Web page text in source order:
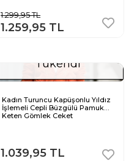
1.299,95 TL
1.259,95 TL
Tükendi
Kadın Turuncu Kapüşonlu Yıldız
İşlemeli Cepli Büzgülü Pamuk
Keten Gömlek Ceket
1.039,95 TL